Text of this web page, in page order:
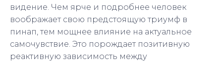
видение. Чем ярче и подробнее человек
воображает свою предстоящую триумф в
пинап, тем мощнее влияние на актуальное
самочувствие. Это порождает позитивную
реактивную зависимость между